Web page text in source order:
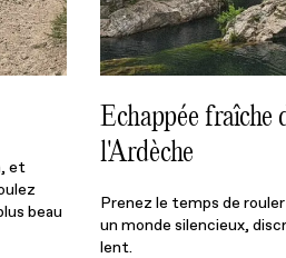
et
beau
Echappée fraîche
l'Ardèche
Prenez le temps de
un monde silencieux,
lent.